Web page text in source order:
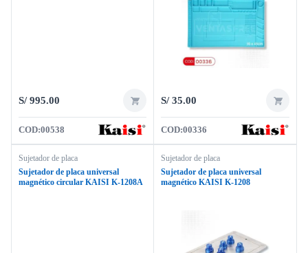
S/995.00
COD:00538
S/35.00
COD:00336
Sujetador de placa
Sujetador de placa universal
magnético circular KAISI K-1208A
Sujetador de placa
Sujetador de placa universal
magnético KAISI K-1208